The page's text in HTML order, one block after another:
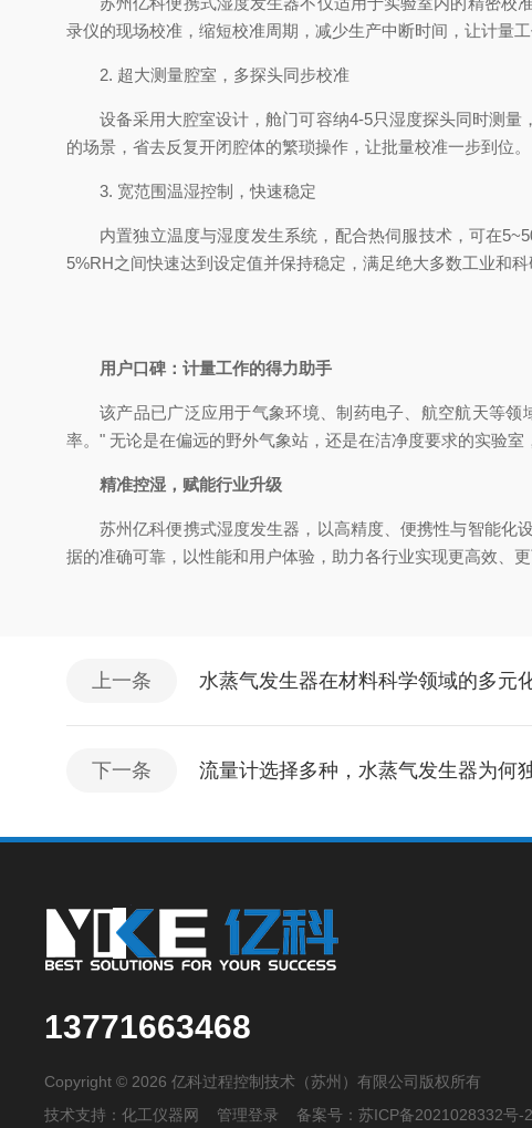
录仪的现场校准，缩短校准周期，减少生产中断时间，让计量工
2. 超大测量腔室，多探头同步校准
设备采用大腔室设计，舱门可容纳4-5只湿度探头同时测
的场景，省去反复开闭腔体的繁琐操作，让批量校准一步到位。
3. 宽范围温湿控制，快速稳定
内置独立温度与湿度发生系统，配合热伺服技术，可在
5%RH之间快速达到设定值并保持稳定，满足绝大多数工业和科
用户口碑：计量工作的得力助手
该产品已广泛应用于气象环境、制药电子、航空航天等
率。" 无论是在偏远的野外气象站，还是在洁净度要求的实验
精准控湿，赋能行业升级
苏州亿科便携式湿度发生器，以高精度、便携性与智能化
据的准确可靠，以性能和用户体验，助力各行业实现更高效、更
上一条 水蒸气发生器在材料科学领域的多元
下一条 流量计选择多种，水蒸气发生器为何
13771663468
Copyright © 2026 亿科过程控制技术（苏州）有限公司版权所有
技术支持：化工仪器网 管理登录 备案号：苏ICP备2021028332号-2